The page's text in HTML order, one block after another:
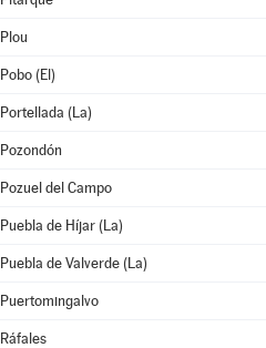
Plou
Pobo (El)
Portellada (La)
Pozondón
Pozuel del Campo
Puebla de Híjar (La)
Puebla de Valverde (La)
Puertomingalvo
Ráfales